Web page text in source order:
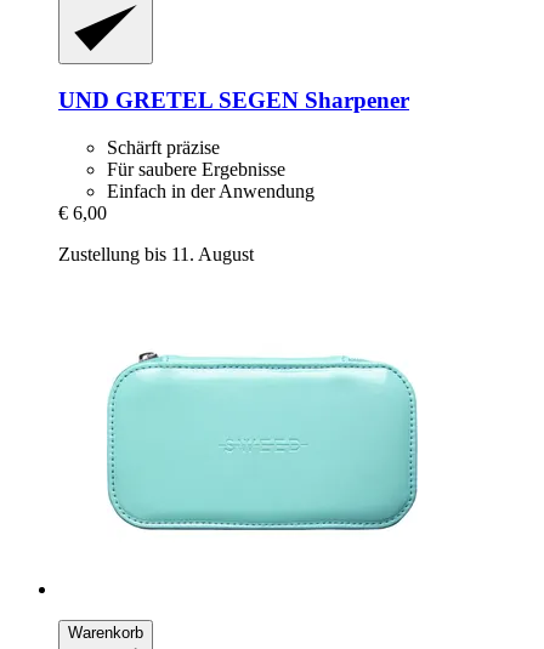
UND GRETEL SEGEN Sharpener
Schärft präzise
Für saubere Ergebnisse
Einfach in der Anwendung
€ 6,00
Zustellung bis 11. August
Warenkorb